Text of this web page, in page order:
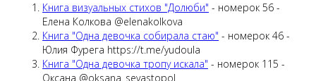
Книга визуальных стихов "Долюби" - номерок 56 -
Елена Колкова @elenakolkova
Книга "Одна девочка собирала стаю" - номерок 46 -
Юлия Фурега https://t.me/yudoula
Книга "Одна девочка тропу искала" - номерок 115 -
Оксана @oksana_sevastopol